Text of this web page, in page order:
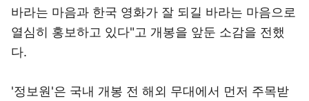
바라는 마음과 한국 영화가 잘 되길 바라는 마음으로
열심히 홍보하고 있다"고 개봉을 앞둔 소감을 전했
다.
'정보원'은 국내 개봉 전 해외 무대에서 먼저 주목받